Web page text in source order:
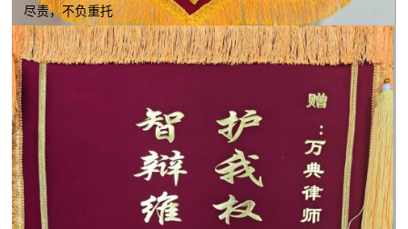
尽责，不负重托